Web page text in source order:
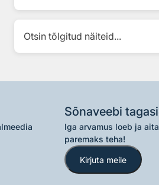
Otsin tõlgitud näiteid...
Sõnaveebi
Iga arvamus loeb ja
paremaks teha!
Kirjuta meile